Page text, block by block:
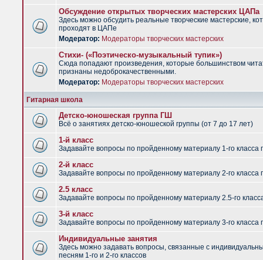
Обсуждение открытых творческих мастерских ЦАПа
Здесь можно обсудить реальные творческие мастерские,
проходят в ЦАПе
Модератор: Модераторы творческих мастерских
Стихи- («Поэтическо-музыкальный тупик»)
Сюда попадают произведения, которые большинством
признаны недоброкачественными.
Модератор: Модераторы творческих мастерских
Гитарная школа
Детско-юношеская группа ГШ
Всё о занятиях детско-юношеской группы (от 7 до 17 лет)
1-й класс
Задавайте вопросы по пройденному материалу 1-го класса
2-й класс
Задавайте вопросы по пройденному материалу 2-го класса
2.5 класс
Задавайте вопросы по пройденному материалу 2.5-го
3-й класс
Задавайте вопросы по пройденному материалу 3-го класса
Индивидуальные занятия
Здесь можно задавать вопросы, связанные с
песням 1-го и 2-го классов